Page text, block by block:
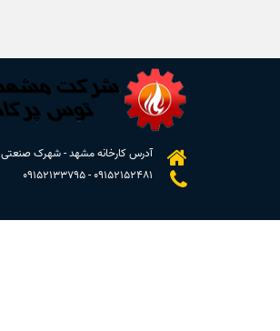
آدرس کارخانه مشهد - شهرک صنعتی
09152152481
-
09152133795